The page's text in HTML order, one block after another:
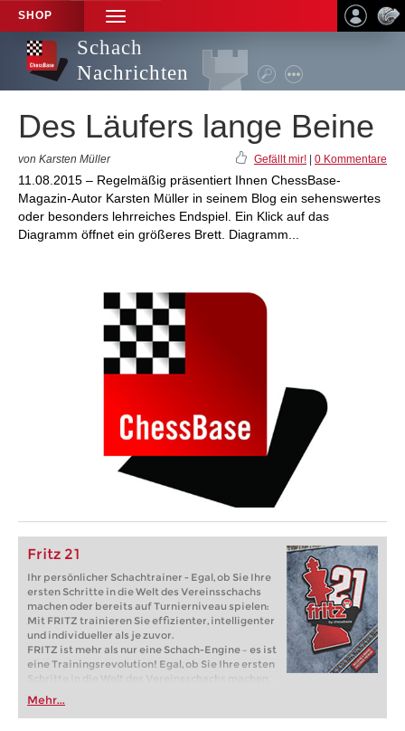
SHOP
TOGGLE
NAVIGATION
Schach
Nachrichten
Des Läufers lange Beine
von Karsten Müller Gefällt mir! 0 Kommentare
11.08.2015 – Regelmäßig präsentiert Ihnen ChessBase-
Magazin-Autor Karsten Müller in seinem Blog ein sehenswertes
oder besonders lehrreiches Endspiel. Ein Klick auf das
Diagramm öffnet ein größeres Brett. Diagramm...
Fritz 21
Ihr persönlicher Schachtrainer - Egal, ob Sie Ihre
ersten Schritte in die Welt des Vereinsschachs
machen oder bereits auf Turnierniveau spielen:
Mit FRITZ trainieren Sie effizienter, intelligenter
und individueller als je zuvor.
FRITZ ist mehr als nur eine Schach-Engine – es ist
eine Trainingsrevolution! Egal, ob Sie Ihre ersten
Schritte in die Welt des Vereinsschachs machen
oder bereits auf Turnierniveau spielen: Mit
FRITZ trainieren Sie effizienter, intelligenter und
individueller als je zuvor.
Mehr...